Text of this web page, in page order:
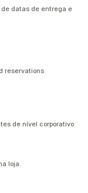
datas de entrega e
reservations
de nível corporativo
loja.